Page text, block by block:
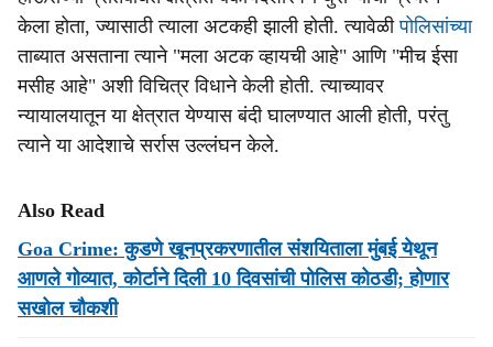
केला होता, ज्यासाठी त्याला अटकही झाली होती. त्यावेळीपोलिसांच्या
ताब्यात असताना त्याने "मला अटक व्हायची आहे" आणि "मीच ईसा
मसीह आहे" अशी विचित्र विधाने केली होती. त्याच्यावर
न्यायालयातून या क्षेत्रात येण्यास बंदी घालण्यात आली होती, परंतु
त्याने या आदेशाचे सर्रास उल्लंघन केले.
Also Read
Goa Crime: कुडणे खूनप्रकरणातील संशयिताला मुंबई येथून
आणले गोव्यात, कोर्टाने दिली 10 दिवसांची पोलिस कोठडी; होणार
सखोल चौकशी